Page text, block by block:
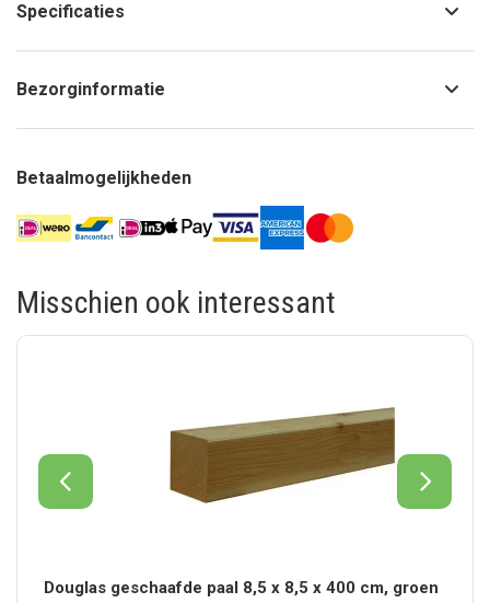
Specificaties
Bezorginformatie
Betaalmogelijkheden
Misschien ook interessant
Douglas geschaafde paal 8,5 x 8,5 x 400 cm, groen